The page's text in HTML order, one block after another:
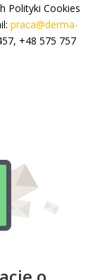
Polityki Cookies
praca@derma-
+48 575 757